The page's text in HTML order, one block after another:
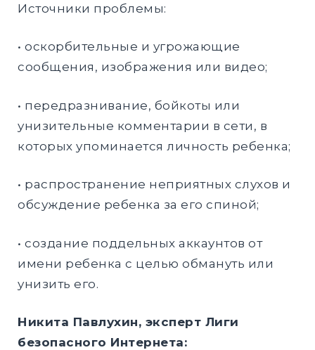
Найти:
ПОИСК
Источники проблемы:
• оскорбительные и угрожающие
сообщения, изображения или видео;
• передразнивание, бойкоты или
унизительные комментарии в сети, в
которых упоминается личность ребенка;
• распространение неприятных слухов и
обсуждение ребенка за его спиной;
• создание поддельных аккаунтов от
имени ребенка с целью обмануть или
унизить его.
Никита Павлухин, эксперт Лиги
безопасного Интернета: